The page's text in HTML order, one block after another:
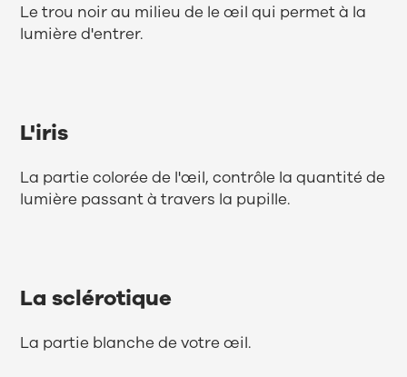
Le trou noir au milieu de le œil qui permet à la
lumière d'entrer.
L'iris
La partie colorée de l'œil, contrôle la quantité de
lumière passant à travers la pupille.
La sclérotique
La partie blanche de votre œil.